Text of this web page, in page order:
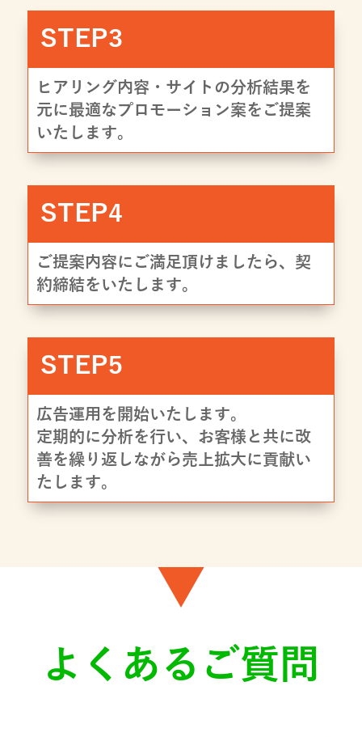
STEP3
ヒアリング内容・サイトの分析結果を
元に最適なプロモーション案をご提案
いたします。
STEP4
ご提案内容にご満足頂けましたら、契
約締結をいたします。
STEP5
広告運用を開始いたします。
定期的に分析を行い、お客様と共に改
善を繰り返しながら売上拡大に貢献い
たします。
よくあるご質問